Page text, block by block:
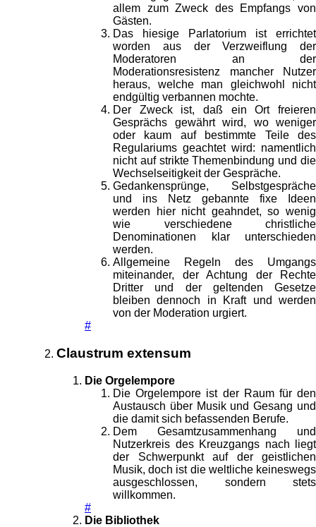
allem zum Zweck des Empfangs von
Gästen.
Das hiesige Parlatorium ist errichtet
worden aus der Verzweiflung der
Moderatoren an der
Moderationsresistenz mancher Nutzer
heraus, welche man gleichwohl nicht
endgültig verbannen mochte.
Der Zweck ist, daß ein Ort freieren
Gesprächs gewährt wird, wo weniger
oder kaum auf bestimmte Teile des
Regulariums geachtet wird: namentlich
nicht auf strikte Themenbindung und die
Wechselseitigkeit der Gespräche.
Gedankensprünge, Selbstgespräche
und ins Netz gebannte fixe Ideen
werden hier nicht geahndet, so wenig
wie verschiedene christliche
Denominationen klar unterschieden
werden.
Allgemeine Regeln des Umgangs
miteinander, der Achtung der Rechte
Dritter und der geltenden Gesetze
bleiben dennoch in Kraft und werden
von der Moderation urgiert.
#
Claustrum extensum
Die Orgelempore
Die Orgelempore ist der Raum für den
Austausch über Musik und Gesang und
die damit sich befassenden Berufe.
Dem Gesamtzusammenhang und
Nutzerkreis des Kreuzgangs nach liegt
der Schwerpunkt auf der geistlichen
Musik, doch ist die weltliche keineswegs
ausgeschlossen, sondern stets
willkommen.
#
Die Bibliothek